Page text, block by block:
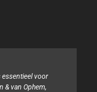
voor
& van Ophem,